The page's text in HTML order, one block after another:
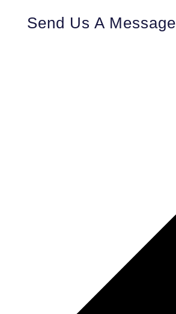
Send Us A Message